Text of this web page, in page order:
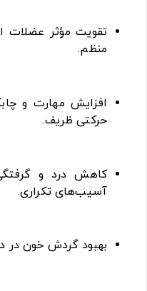
تقویت مؤثر عضلات
منظم.
افزایش مهارت و
حرکتی ظریف.
کاهش درد و
آسیب‌های تکراری.
بهبود گردش خون در